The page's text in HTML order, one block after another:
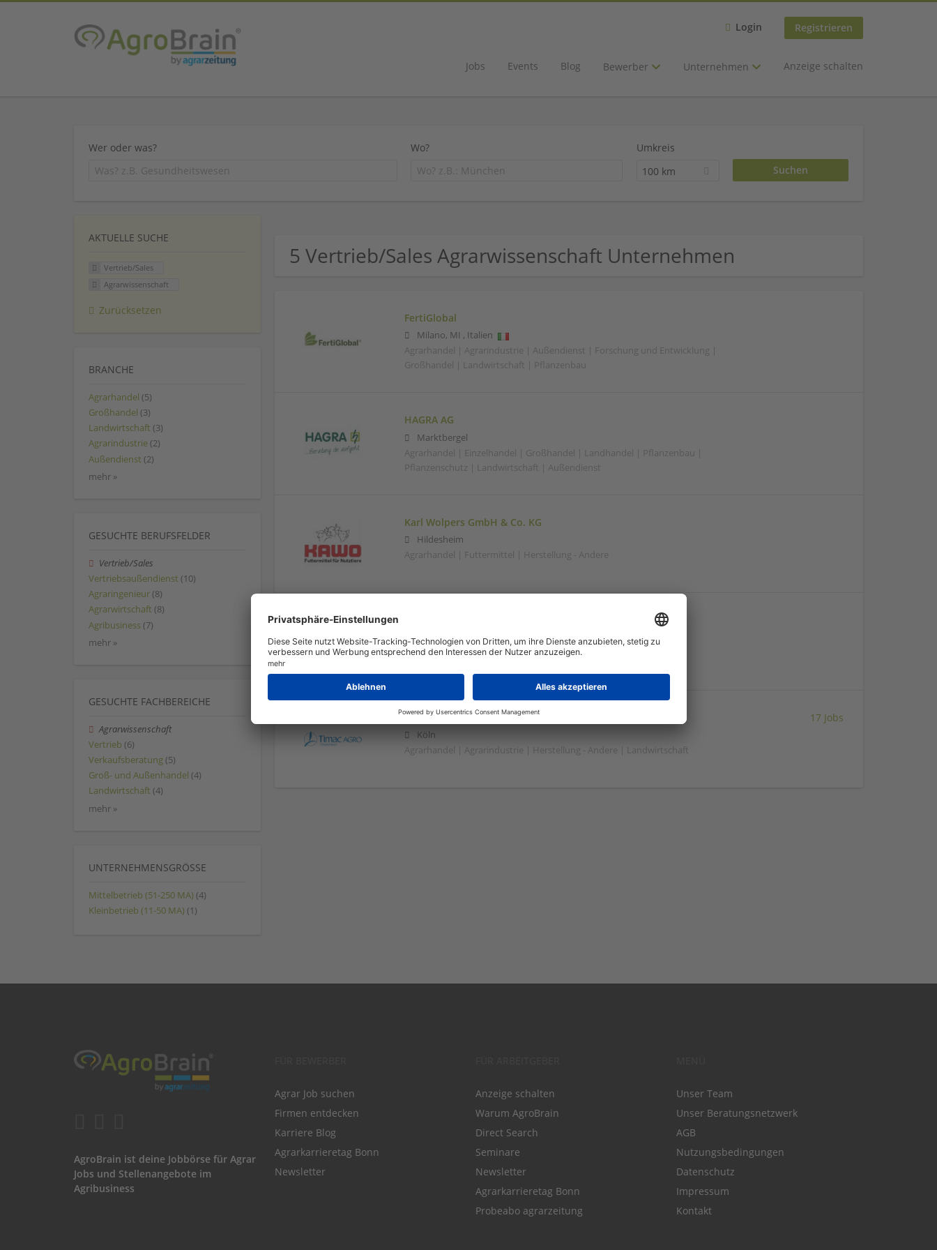
Login Registrieren
Jobs Events Blog Bewerber Unternehmen Anzeige schalten
Wer oder was? Wo?
Umkreis
100 km
5 Vertrieb/Sales Agrarwissenschaft Unternehmen
FertiGlobal
Milano, MI , Italien
Agrarhandel | Agrarindustrie | Außendienst | Forschung und Entwicklung |
Großhandel | Landwirtschaft | Pflanzenbau
HAGRA AG
Marktbergel
Agrarhandel | Einzelhandel | Großhandel | Landhandel | Pflanzenbau |
Pflanzenschutz | Landwirtschaft | Außendienst
Karl Wolpers GmbH & Co. KG
Hildesheim
Agrarhandel | Futtermittel | Herstellung - Andere
Münster (Westfalen)
Agrarhandel | Großhandel
TIMAC Agro Deutschland GmbH
Köln
Agrarhandel | Agrarindustrie | Herstellung - Andere | Landwirtschaft
17 Jobs
AKTUELLE SUCHE
Vertrieb/Sales
Agrarwissenschaft
Zurücksetzen
BRANCHE
Agrarhandel (5)
Großhandel (3)
Landwirtschaft (3)
Agrarindustrie (2)
Außendienst (2)
mehr »
GESUCHTE BERUFSFELDER
Vertrieb/Sales
Vertriebsaußendienst (10)
Agraringenieur (8)
Agrarwirtschaft (8)
Agribusiness (7)
mehr »
GESUCHTE FACHBEREICHE
Agrarwissenschaft
Vertrieb (6)
Verkaufsberatung (5)
Groß- und Außenhandel (4)
Landwirtschaft (4)
mehr »
UNTERNEHMENSGRÖSSE
Mittelbetrieb (51-250 MA) (4)
Kleinbetrieb (11-50 MA) (1)
AgroBrain ist deine Jobbörse für Agrar
Jobs und Stellenangebote im
Agribusiness
Agrar Job suchen
Firmen entdecken
Karriere Blog
Agrarkarrieretag Bonn
Newsletter
Anzeige schalten
Warum AgroBrain
Direct Search
Seminare
Newsletter
Agrarkarrieretag Bonn
Probeabo agrarzeitung
Unser Team
Unser Beratungsnetzwerk
AGB
Nutzungsbedingungen
Datenschutz
Impressum
Kontakt